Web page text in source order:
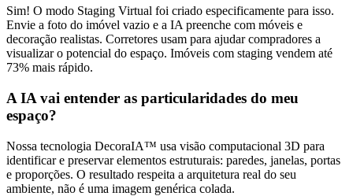
Sim! O modo Staging Virtual foi criado especificamente para isso.
Envie a foto do imóvel vazio e a IA preenche com móveis e
decoração realistas. Corretores usam para ajudar compradores a
visualizar o potencial do espaço. Imóveis com staging vendem até
73% mais rápido.
A IA vai entender as particularidades do meu
espaço?
Nossa tecnologia DecoraIA™ usa visão computacional 3D para
identificar e preservar elementos estruturais: paredes, janelas, portas
e proporções. O resultado respeita a arquitetura real do seu
ambiente, não é uma imagem genérica colada.